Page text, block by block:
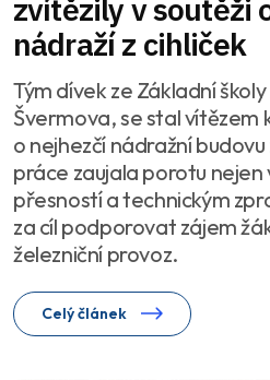
zvítězily v soutěži
nádraží z cihliček
Tým dívek ze Základní
Švermova, se stal vítězem
o nejhezčí nádražní
práce zaujala porotu
přesností a technickým
za cíl podporovat zájem
železniční provoz.
Celý článek